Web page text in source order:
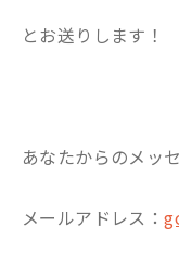
とお送りします！
あなたからのメッ
メールアドレス：